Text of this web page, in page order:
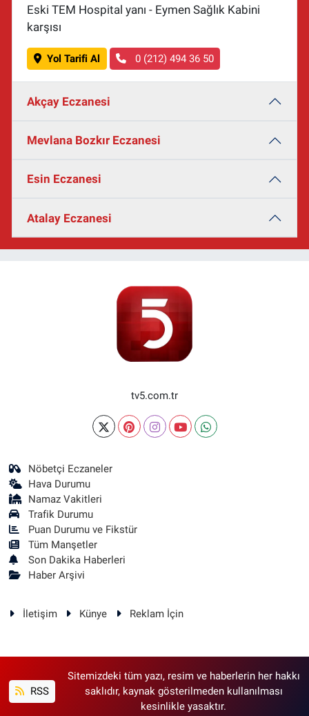
Eski TEM Hospital yanı - Eymen Sağlık Kabini
karşısı
Yol Tarifi Al 0 (212) 494 36 50
Akçay Eczanesi
Mevlana Bozkır Eczanesi
Esin Eczanesi
Atalay Eczanesi
tv5.com.tr
Nöbetçi Eczaneler
Hava Durumu
Namaz Vakitleri
Trafik Durumu
Puan Durumu ve Fikstür
Tüm Manşetler
Son Dakika Haberleri
Haber Arşivi
İletişim Künye Reklam İçin
RSS
Sitemizdeki tüm yazı, resim ve haberlerin her hakkı
saklıdır, kaynak gösterilmeden kullanılması
kesinlikle yasaktır.